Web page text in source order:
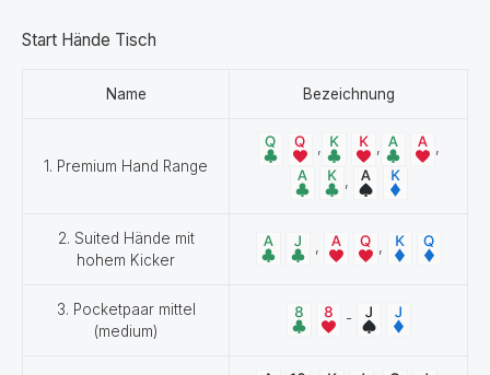
Start Hände Tisch
Name Bezeichnung
1. Premium Hand Range
, ,
,
,
2. Suited Hände mit
hohem Kicker
, ,
3. Pocketpaar mittel
(medium)
-